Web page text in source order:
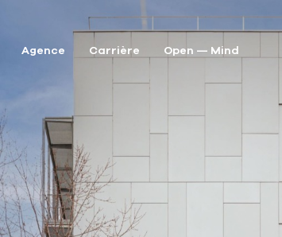
Agence Carrière Open — Mind